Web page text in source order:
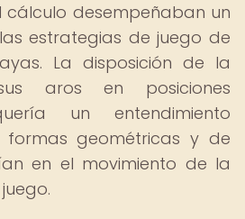
cálculo desempeñaban un
estrategias de juego de
La disposición de la
aros en posiciones
un entendimiento
geométricas y de
en el movimiento de la